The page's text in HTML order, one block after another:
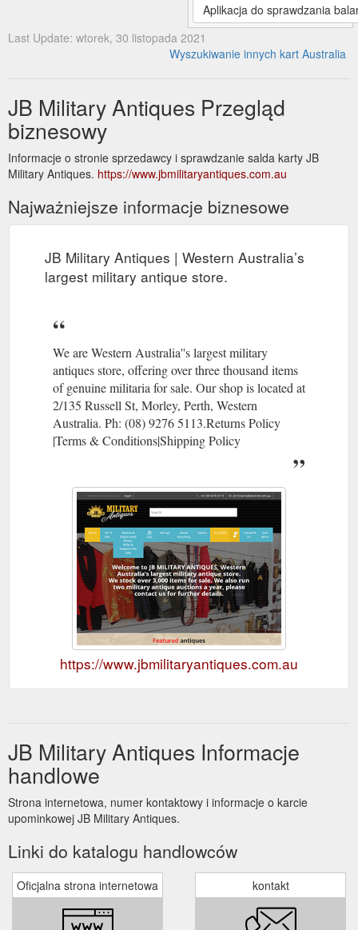
Aplikacja do sprawdzania
Last Update: wtorek, 30 listopada 2021
Wyszukiwanie innych kart Australia
JB Military Antiques Przegląd
biznesowy
Informacje o stronie sprzedawcy i sprawdzanie salda karty JB
Military Antiques. https://www.jbmilitaryantiques.com.au
Najważniejsze informacje biznesowe
JB Military Antiques | Western Australia’s
largest military antique store.
We are Western Australia''s largest military
antiques store, offering over three thousand items
of genuine militaria for sale. Our shop is located at
2/135 Russell St, Morley, Perth, Western
Australia. Ph: (08) 9276 5113.Returns Policy
|Terms & Conditions|Shipping Policy
https://www.jbmilitaryantiques.com.au
JB Military Antiques Informacje
handlowe
Strona internetowa, numer kontaktowy i informacje o karcie
upominkowej JB Military Antiques.
Linki do katalogu handlowców
Oficjalna strona internetowa kontakt